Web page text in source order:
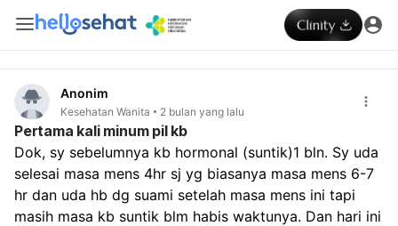
Anonim
Kesehatan Wanita 2 bulan yang lalu
Pertama kali minum pil kb
Dok, sy sebelumnya kb hormonal (suntik)1 bln. Sy uda
selesai masa mens 4hr sj yg biasanya masa mens 6-7
hr dan uda hb dg suami setelah masa mens ini tapi
masih masa kb suntik blm habis waktunya. Dan hari ini